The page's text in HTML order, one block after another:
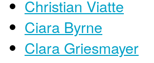
Christian Viatte
Ciara Byrne
Clara Griesmayer